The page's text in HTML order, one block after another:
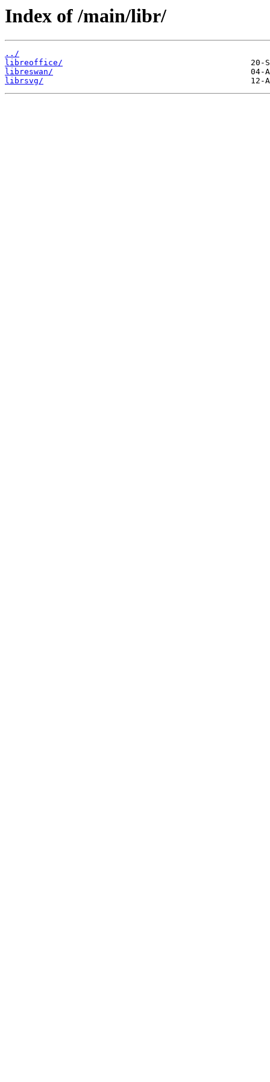
Index of /main/libr/
../
libreoffice/
libreswan/
librsvg/